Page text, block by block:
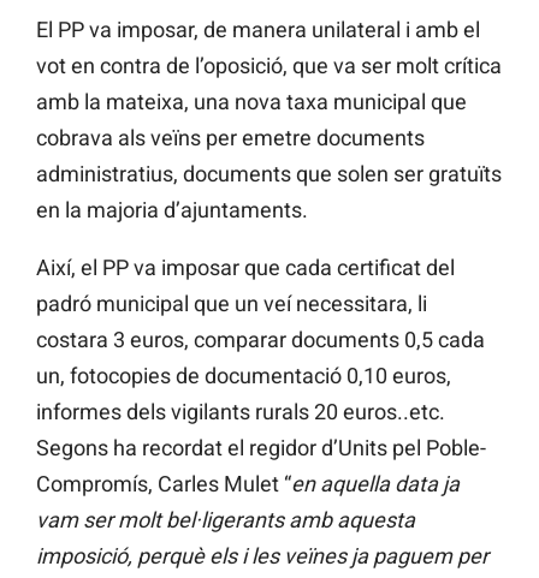
El PP va imposar, de manera unilateral i amb el
vot en contra de l’oposició, que va ser molt crítica
amb la mateixa, una nova taxa municipal que
cobrava als veïns per emetre documents
administratius, documents que solen ser gratuïts
en la majoria d’ajuntaments.
Així, el PP va imposar que cada certificat del
padró municipal que un veí necessitara, li
costara 3 euros, comparar documents 0,5 cada
un, fotocopies de documentació 0,10 euros,
informes dels vigilants rurals 20 euros..etc.
Segons ha recordat el regidor d’Units pel Poble-
Compromís, Carles Mulet “en aquella data ja
vam ser molt bel·ligerants amb aquesta
imposició, perquè els i les veïnes ja paguem per